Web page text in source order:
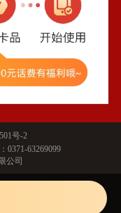
号-2
0371-63269099
公司